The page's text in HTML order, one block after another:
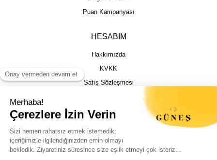
Puan Kampanyası
HESABIM
Hakkımızda
KVKK
Satış Sözleşmesi
İptal İade Şartları
Kargo Takibi